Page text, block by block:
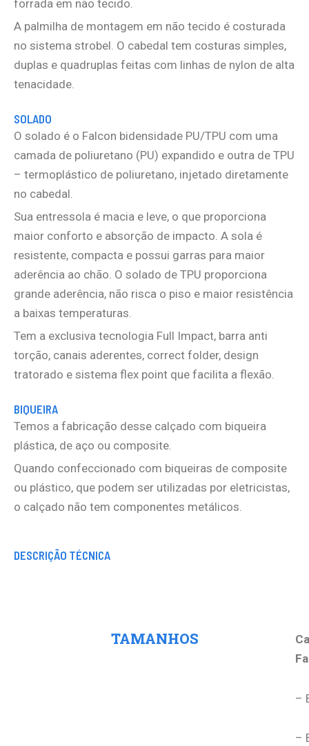
forrada em não tecido.
A palmilha de montagem em não tecido é costurada
no sistema strobel. O cabedal tem costuras simples,
duplas e quadruplas feitas com linhas de nylon de alta
tenacidade.
SOLADO
O solado é o Falcon bidensidade PU/TPU com uma
camada de poliuretano (PU) expandido e outra de TPU
– termoplástico de poliuretano, injetado diretamente
no cabedal.
Sua entressola é macia e leve, o que proporciona
maior conforto e absorção de impacto. A sola é
resistente, compacta e possui garras para maior
aderência ao chão. O solado de TPU proporciona
grande aderência, não risca o piso e maior resistência
a baixas temperaturas.
Tem a exclusiva tecnologia Full Impact, barra anti
torção, canais aderentes, correct folder, design
tratorado e sistema flex point que facilita a flexão.
BIQUEIRA
Temos a fabricação desse calçado com biqueira
plástica, de aço ou composite.
Quando confeccionado com biqueiras de composite
ou plástico, que podem ser utilizadas por eletricistas,
o calçado não tem componentes metálicos.
DESCRIÇÃO TÉCNICA
TAMANHOS
–
–